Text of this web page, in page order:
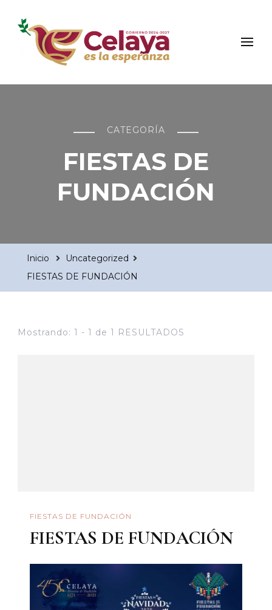
Municipio de Celaya
Portal Oficial del Municipio de Celaya
CATEGORÍA
FIESTAS DE
FUNDACIÓN
Inicio
Uncategorized
FIESTAS DE FUNDACIÓN
Mostrando: 1 - 1 de 1 RESULTADOS
FIESTAS DE FUNDACIÓN
FIESTAS DE FUNDACIÓN